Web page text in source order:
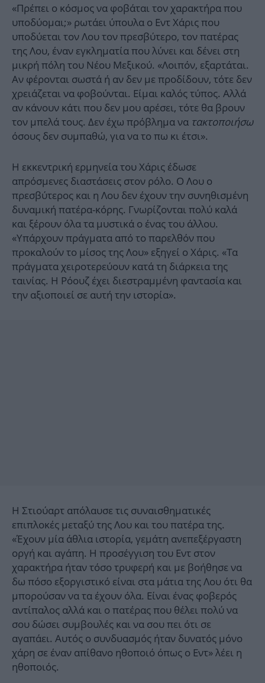
«Πρέπει ο κόσμος να φοβάται τον χαρακτήρα που
υποδύομαι;» ρωτάει ύπουλα ο Εντ Χάρις που
υποδύεται τον Λου τον πρεσβύτερο, τον πατέρας
της Λου, έναν εγκληματία που λύνει και δένει στη
μικρή πόλη του Νέου Μεξικού. «Λοιπόν, εξαρτάται.
Αν φέρονται σωστά ή αν δεν με προδίδουν, τότε δεν
χρειάζεται να φοβούνται. Είμαι καλός τύπος. Αλλά
αν κάνουν κάτι που δεν μου αρέσει, τότε θα βρουν
τον μπελά τους. Δεν έχω πρόβλημα να τακτοποιήσω
όσους δεν συμπαθώ, για να το πω κι έτσι».
Η εκκεντρική ερμηνεία του Χάρις έδωσε
απρόσμενες διαστάσεις στον ρόλο. Ο Λου ο
πρεσβύτερος και η Λου δεν έχουν την συνηθισμένη
δυναμική πατέρα-κόρης. Γνωρίζονται πολύ καλά
και ξέρουν όλα τα μυστικά ο ένας του άλλου.
«Υπάρχουν πράγματα από το παρελθόν που
προκαλούν το μίσος της Λου» εξηγεί ο Χάρις. «Τα
πράγματα χειροτερεύουν κατά τη διάρκεια της
ταινίας. Η Ρόουζ έχει διεστραμμένη φαντασία και
την αξιοποιεί σε αυτή την ιστορία».
Η Στιούαρτ απόλαυσε τις συναισθηματικές
επιπλοκές μεταξύ της Λου και του πατέρα της.
«Έχουν μία άθλια ιστορία, γεμάτη ανεπεξέργαστη
οργή και αγάπη. Η προσέγγιση του Εντ στον
χαρακτήρα ήταν τόσο τρυφερή και με βοήθησε να
δω πόσο εξοργιστικό είναι στα μάτια της Λου ότι θα
μπορούσαν να τα έχουν όλα. Είναι ένας φοβερός
αντίπαλος αλλά και ο πατέρας που θέλει πολύ να
σου δώσει συμβουλές και να σου πει ότι σε
αγαπάει. Αυτός ο συνδυασμός ήταν δυνατός μόνο
χάρη σε έναν απίθανο ηθοποιό όπως ο Εντ» λέει η
ηθοποιός.